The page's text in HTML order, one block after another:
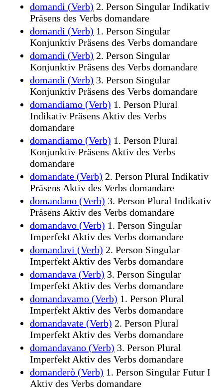
domandi (Verb) 2. Person Singular Indikativ
Präsens des Verbs domandare
domandi (Verb) 1. Person Singular
Konjunktiv Präsens des Verbs domandare
domandi (Verb) 2. Person Singular
Konjunktiv Präsens des Verbs domandare
domandi (Verb) 3. Person Singular
Konjunktiv Präsens des Verbs domandare
domandiamo (Verb) 1. Person Plural
Indikativ Präsens Aktiv des Verbs
domandare
domandiamo (Verb) 1. Person Plural
Konjunktiv Präsens Aktiv des Verbs
domandare
domandate (Verb) 2. Person Plural Indikativ
Präsens Aktiv des Verbs domandare
domandano (Verb) 3. Person Plural Indikativ
Präsens Aktiv des Verbs domandare
domandavo (Verb) 1. Person Singular
Imperfekt Aktiv des Verbs domandare
domandavi (Verb) 2. Person Singular
Imperfekt Aktiv des Verbs domandare
domandava (Verb) 3. Person Singular
Imperfekt Aktiv des Verbs domandare
domandavamo (Verb) 1. Person Plural
Imperfekt Aktiv des Verbs domandare
domandavate (Verb) 2. Person Plural
Imperfekt Aktiv des Verbs domandare
domandavano (Verb) 3. Person Plural
Imperfekt Aktiv des Verbs domandare
domanderò (Verb) 1. Person Singular Futur I
Aktiv des Verbs domandare